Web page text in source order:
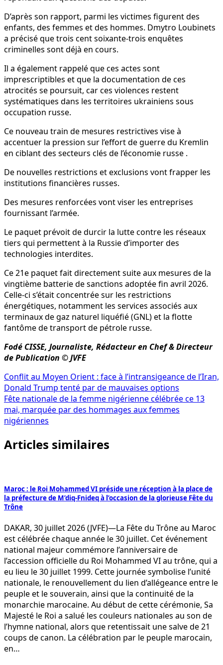
D’après son rapport, parmi les victimes figurent des
enfants, des femmes et des hommes. Dmytro Loubinets
a précisé que trois cent soixante-trois enquêtes
criminelles sont déjà en cours.
Il a également rappelé que ces actes sont
imprescriptibles et que la documentation de ces
atrocités se poursuit, car ces violences restent
systématiques dans les territoires ukrainiens sous
occupation russe.
Ce nouveau train de mesures restrictives vise à
accentuer la pression sur l’effort de guerre du Kremlin
en ciblant des secteurs clés de l’économie russe .
De nouvelles restrictions et exclusions vont frapper les
institutions financières russes.
Des mesures renforcées vont viser les entreprises
fournissant l’armée.
Le paquet prévoit de durcir la lutte contre les réseaux
tiers qui permettent à la Russie d’importer des
technologies interdites.
Ce 21e paquet fait directement suite aux mesures de la
vingtième batterie de sanctions adoptée fin avril 2026.
Celle-ci s’était concentrée sur les restrictions
énergétiques, notamment les services associés aux
terminaux de gaz naturel liquéfié (GNL) et la flotte
fantôme de transport de pétrole russe.
Fodé CISSE, Journaliste, Rédacteur en Chef & Directeur
de Publication © JVFE
Navigation
de
l’article
Conflit au Moyen Orient : face à l’intransigeance de l’Iran,
Donald Trump tenté par de mauvaises options
Fête nationale de la femme nigérienne célébrée ce 13
mai, marquée par des hommages aux femmes
nigériennes
Articles similaires
Maroc : le Roi Mohammed VI préside une réception à la place de
la préfecture de M’diq-Fnideq à l’occasion de la glorieuse Fête du
Trône
DAKAR, 30 juillet 2026 (JVFE)—La Fête du Trône au Maroc
est célébrée chaque année le 30 juillet. Cet événement
national majeur commémore l’anniversaire de
l’accession officielle du Roi Mohammed VI au trône, qui a
eu lieu le 30 juillet 1999. Cette journée symbolise l’unité
nationale, le renouvellement du lien d’allégeance entre le
peuple et le souverain, ainsi que la continuité de la
monarchie marocaine. Au début de cette cérémonie, Sa
Majesté le Roi a salué les couleurs nationales au son de
l’hymne national, alors que retentissait une salve de 21
coups de canon. La célébration par le peuple marocain,
en…